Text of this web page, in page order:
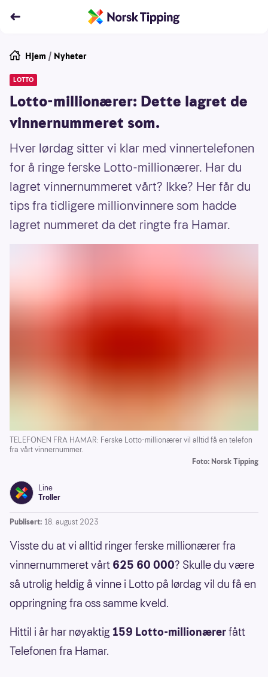
Hjem / Nyheter
LOTTO
Lotto-millionærer: Dette lagret de
vinnernummeret som.
Hver lørdag sitter vi klar med vinnertelefonen
for å ringe ferske Lotto-millionærer. Har du
lagret vinnernummeret vårt? Ikke? Her får du
tips fra tidligere millionvinnere som hadde
lagret nummeret da det ringte fra Hamar.
TELEFONEN FRA HAMAR: Ferske Lotto-millionærer vil alltid få en telefon
fra vårt vinnernummer.
Foto: Norsk Tipping
Line
Troller
Publisert: 18. august 2023
Visste du at vi alltid ringer ferske millionærer fra
vinnernummeret vårt 625 60 000? Skulle du være
så utrolig heldig å vinne i Lotto på lørdag vil du få en
oppringning fra oss samme kveld.
Hittil i år har nøyaktig159 Lotto-millionærerfått
Telefonen fra Hamar.